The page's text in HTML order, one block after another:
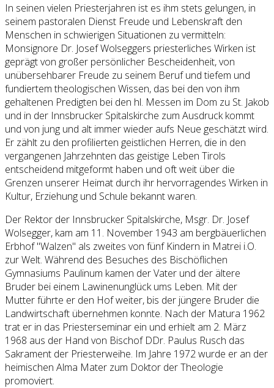
In seinen vielen Priesterjahren ist es ihm stets gelungen, in
seinem pastoralen Dienst Freude und Lebenskraft den
Menschen in schwierigen Situationen zu vermitteln:
Monsignore Dr. Josef Wolseggers priesterliches Wirken ist
geprägt von großer persönlicher Bescheidenheit, von
unübersehbarer Freude zu seinem Beruf und tiefem und
fundiertem theologischen Wissen, das bei den von ihm
gehaltenen Predigten bei den hl. Messen im Dom zu St. Jakob
und in der Innsbrucker Spitalskirche zum Ausdruck kommt
und von jung und alt immer wieder aufs Neue geschätzt wird.
Er zählt zu den profilierten geistlichen Herren, die in den
vergangenen Jahrzehnten das geistige Leben Tirols
entscheidend mitgeformt haben und oft weit über die
Grenzen unserer Heimat durch ihr hervorragendes Wirken in
Kultur, Erziehung und Schule bekannt waren.
Der Rektor der Innsbrucker Spitalskirche, Msgr. Dr. Josef
Wolsegger, kam am 11. November 1943 am bergbäuerlichen
Erbhof "Walzen" als zweites von fünf Kindern in Matrei i.O.
zur Welt. Während des Besuches des Bischöflichen
Gymnasiums Paulinum kamen der Vater und der ältere
Bruder bei einem Lawinenunglück ums Leben. Mit der
Mutter führte er den Hof weiter, bis der jüngere Bruder die
Landwirtschaft übernehmen konnte. Nach der Matura 1962
trat er in das Priesterseminar ein und erhielt am 2. März
1968 aus der Hand von Bischof DDr. Paulus Rusch das
Sakrament der Priesterweihe. Im Jahre 1972 wurde er an der
heimischen Alma Mater zum Doktor der Theologie
promoviert.